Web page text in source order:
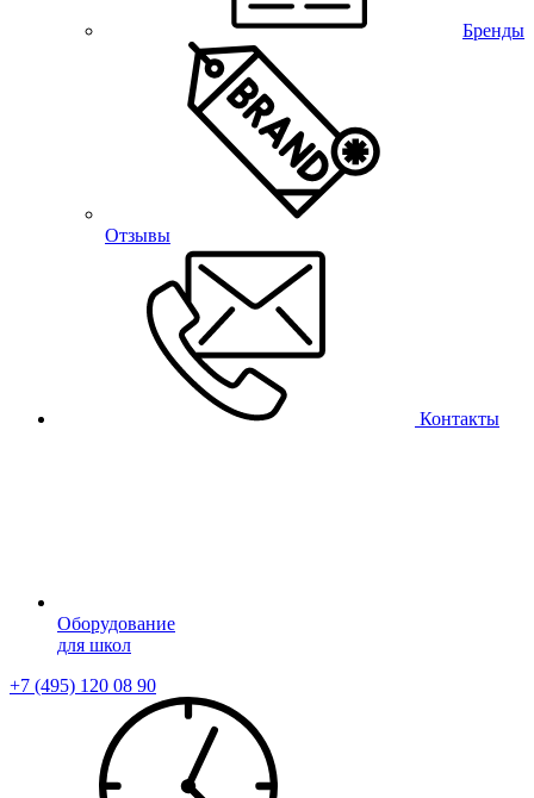
Бренды
Отзывы
Контакты
Оборудование
для школ
+7 (495) 120 08 90